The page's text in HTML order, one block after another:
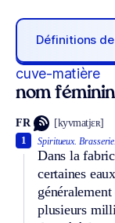
Définitions de
cuve-matière
nom féminin
FR [kyvmatjɛʀ]
Spiritueux. Brasserie.
Dans la
certaines
plusieurs
1